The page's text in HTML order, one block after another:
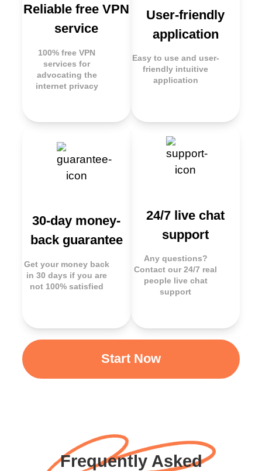
Reliable free VPN
service
100% free VPN
services for
advocating the
internet privacy
User-friendly
application
Easy to use and user-
friendly intuitive
application
30-day money-
back guarantee
Get your money back
in 30 days if you are
not 100% satisfied
24/7 live chat
support
Any questions?
Contact our 24/7 real
people live chat
support
Start Now
Frequently Asked